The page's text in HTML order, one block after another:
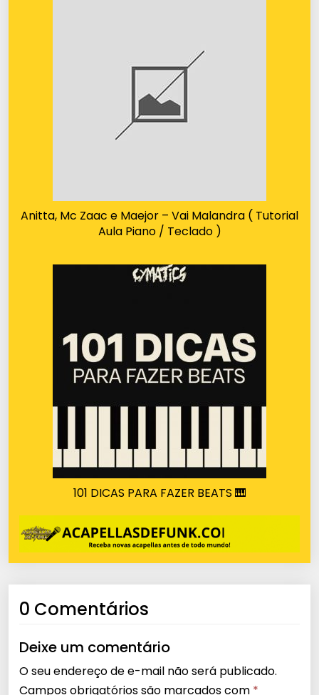
Anitta, Mc Zaac e Maejor – Vai Malandra ( Tutorial
Aula Piano / Teclado )
101 DICAS PARA FAZER BEATS 🎹
0 Comentários
Deixe um comentário
O seu endereço de e-mail não será publicado.
Campos obrigatórios são marcados com *